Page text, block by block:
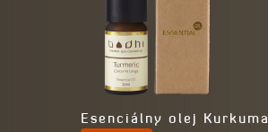
Esenciálny olej Kurkuma